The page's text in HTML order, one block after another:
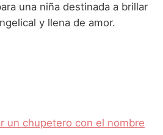
una niña destinada a brillar
y llena de amor.
un chupetero con el nombre